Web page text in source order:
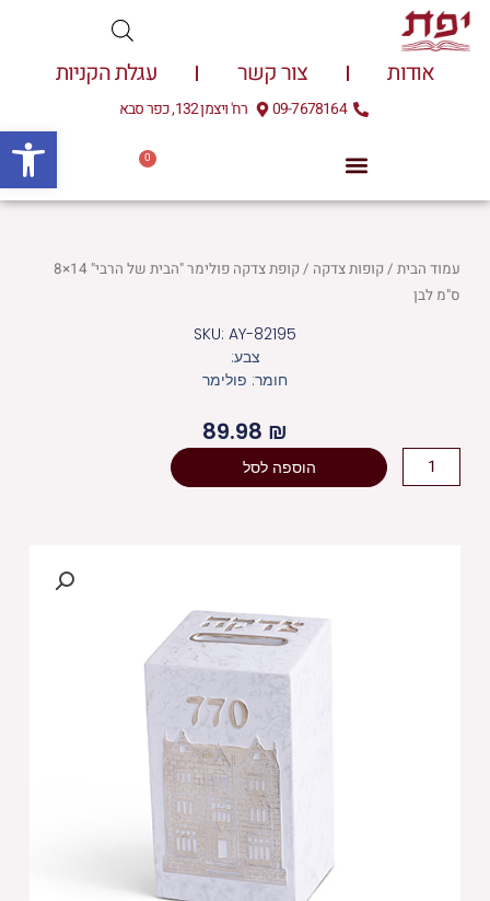
דילוג
לתוכן
אודות צור קשר עגלת הקניות
09-7678164 רח' ויצמן 132, כפר סבא
0
עגלת
עמוד הבית/ קופות צדקה
/ קופת צדקה פולימר "הבית של הרבי" 14×8
ס"מ לבן
SKU: AY-82195
צבע:
חומר: פולימר
89.98 ₪
כמות
של
הוספה לסל